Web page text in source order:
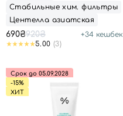
Стабильные хим. фильтры
Центелла азиатская
690₴920₴ +34 кешбек
5.00 (3)
Срок до 05.09.2028
-15%
ХИТ